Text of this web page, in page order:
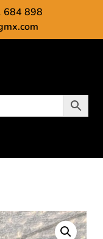
684 898